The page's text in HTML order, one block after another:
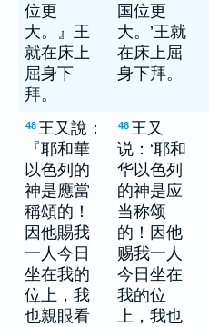
位更
大。』王
就在床上
屈身下
拜。
国位更
大。’王就
在床上屈
身下拜。
48王又說：
『耶和華
以色列的
神是應當
稱頌的！
因他賜我
一人今日
坐在我的
位上，我
也親眼看
48王又
说：‘耶和
华以色列
的神是应
当称颂
的！因他
赐我一人
今日坐在
我的位
上，我也